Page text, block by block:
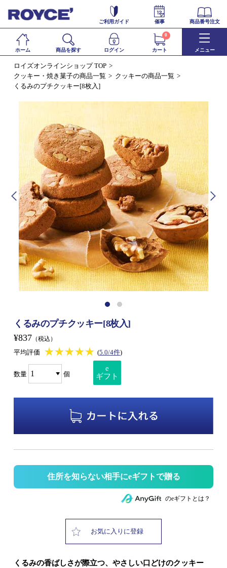
ご利用ガイド 催事 商品番号注文
ホーム 商品を探す ログイン カート
0
メニュー
ロイズオンラインショップ TOP
クッキー・焼き菓子の商品一覧
クッキーの商品一覧
くるみのプチクッキー[8枚入]
くるみのプチクッキー[8枚入]
¥837 （税込）
平均評価 ★★★★★
★★★★★ (5.0/4件)
数量 個
e
ギフト
住所を知らない相手にeギフトで贈る
のeギフトとは？
お気に入りに登録
くるみの香ばしさが際立つ、やさしい口どけのクッキー